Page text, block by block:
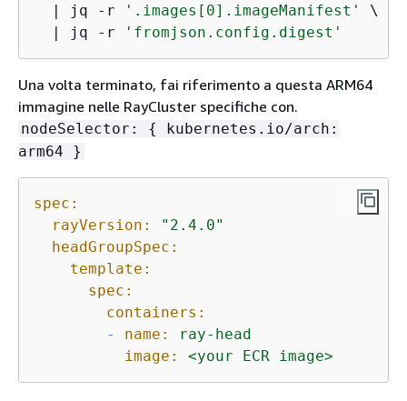
  | jq -r
'.images[0].imageManifest'
\
  | jq -r
'fromjson.config.digest'
Una volta terminato, fai riferimento a questa ARM64
immagine nelle RayCluster specifiche con.
nodeSelector: {
kubernetes.io/arch:
arm64 }
spec:
rayVersion:
"2.4.0"
headGroupSpec:
template:
spec:
containers:
-
name:
ray-head
image:
<your ECR image>